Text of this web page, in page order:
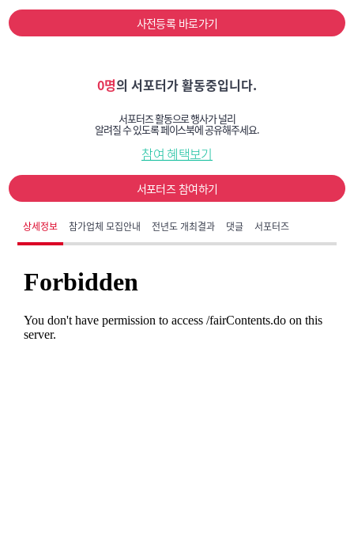
사전등록 바로가기
0명의 서포터가 활동중입니다.
서포터즈 활동으로 행사가 널리
알려질 수 있도록 페이스북에 공유해주세요.
참여 혜택보기
서포터즈 참여하기
상세정보 참가업체 모집안내 전년도 개최결과 댓글 서포터즈